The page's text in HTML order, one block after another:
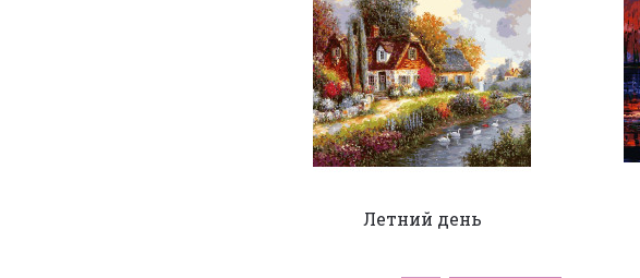
Летний день